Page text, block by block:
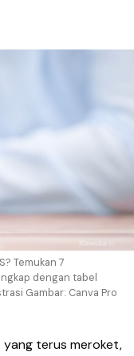
Temukan 7
dengan tabel
Gambar: Canva Pro
yang terus meroket,